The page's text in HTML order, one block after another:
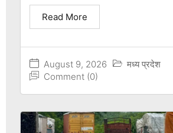
August 9, 2026
मध्य प्रदेश
Comment (0)
Read More